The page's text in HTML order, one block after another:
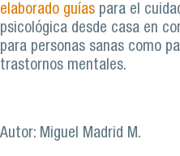
elaborado guías para el
psicológica desde casa en
para personas sanas como
trastornos mentales.
Autor: Miguel Madrid M.